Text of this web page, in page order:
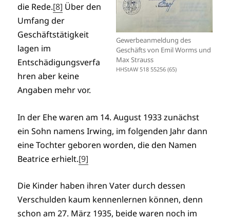
Gewerbeanmeldung des
Geschäfts von Emil Worms und
Max Strauss
HHStAW 518 55256 (65)
die Rede.[8] Über den
Umfang der
Geschäftstätigkeit
lagen im
Entschädigungsverfa
hren aber keine
Angaben mehr vor.
In der Ehe waren am 14. August 1933 zunächst
ein Sohn namens Irwing, im folgenden Jahr dann
eine Tochter geboren worden, die den Namen
Beatrice erhielt.[9]
Die Kinder haben ihren Vater durch dessen
Verschulden kaum kennenlernen können, denn
schon am 27. März 1935, beide waren noch im